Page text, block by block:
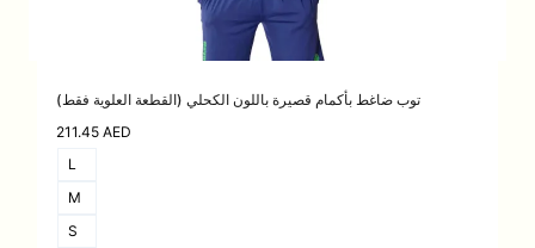
توب ضاغط بأكمام قصيرة باللون الكحلي (القطعة العلوية فقط)
211.45 AED
L
M
S